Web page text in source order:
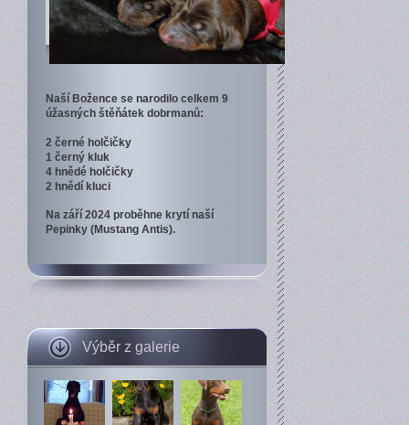
Naší Božence se narodilo celkem 9
úžasných štěňátek dobrmanů:
2 černé holčičky
1 černý kluk
4 hnědé holčičky
2 hnědí kluci
Na září 2024 proběhne krytí naší
Pepinky (Mustang Antis).
Výběr z galerie